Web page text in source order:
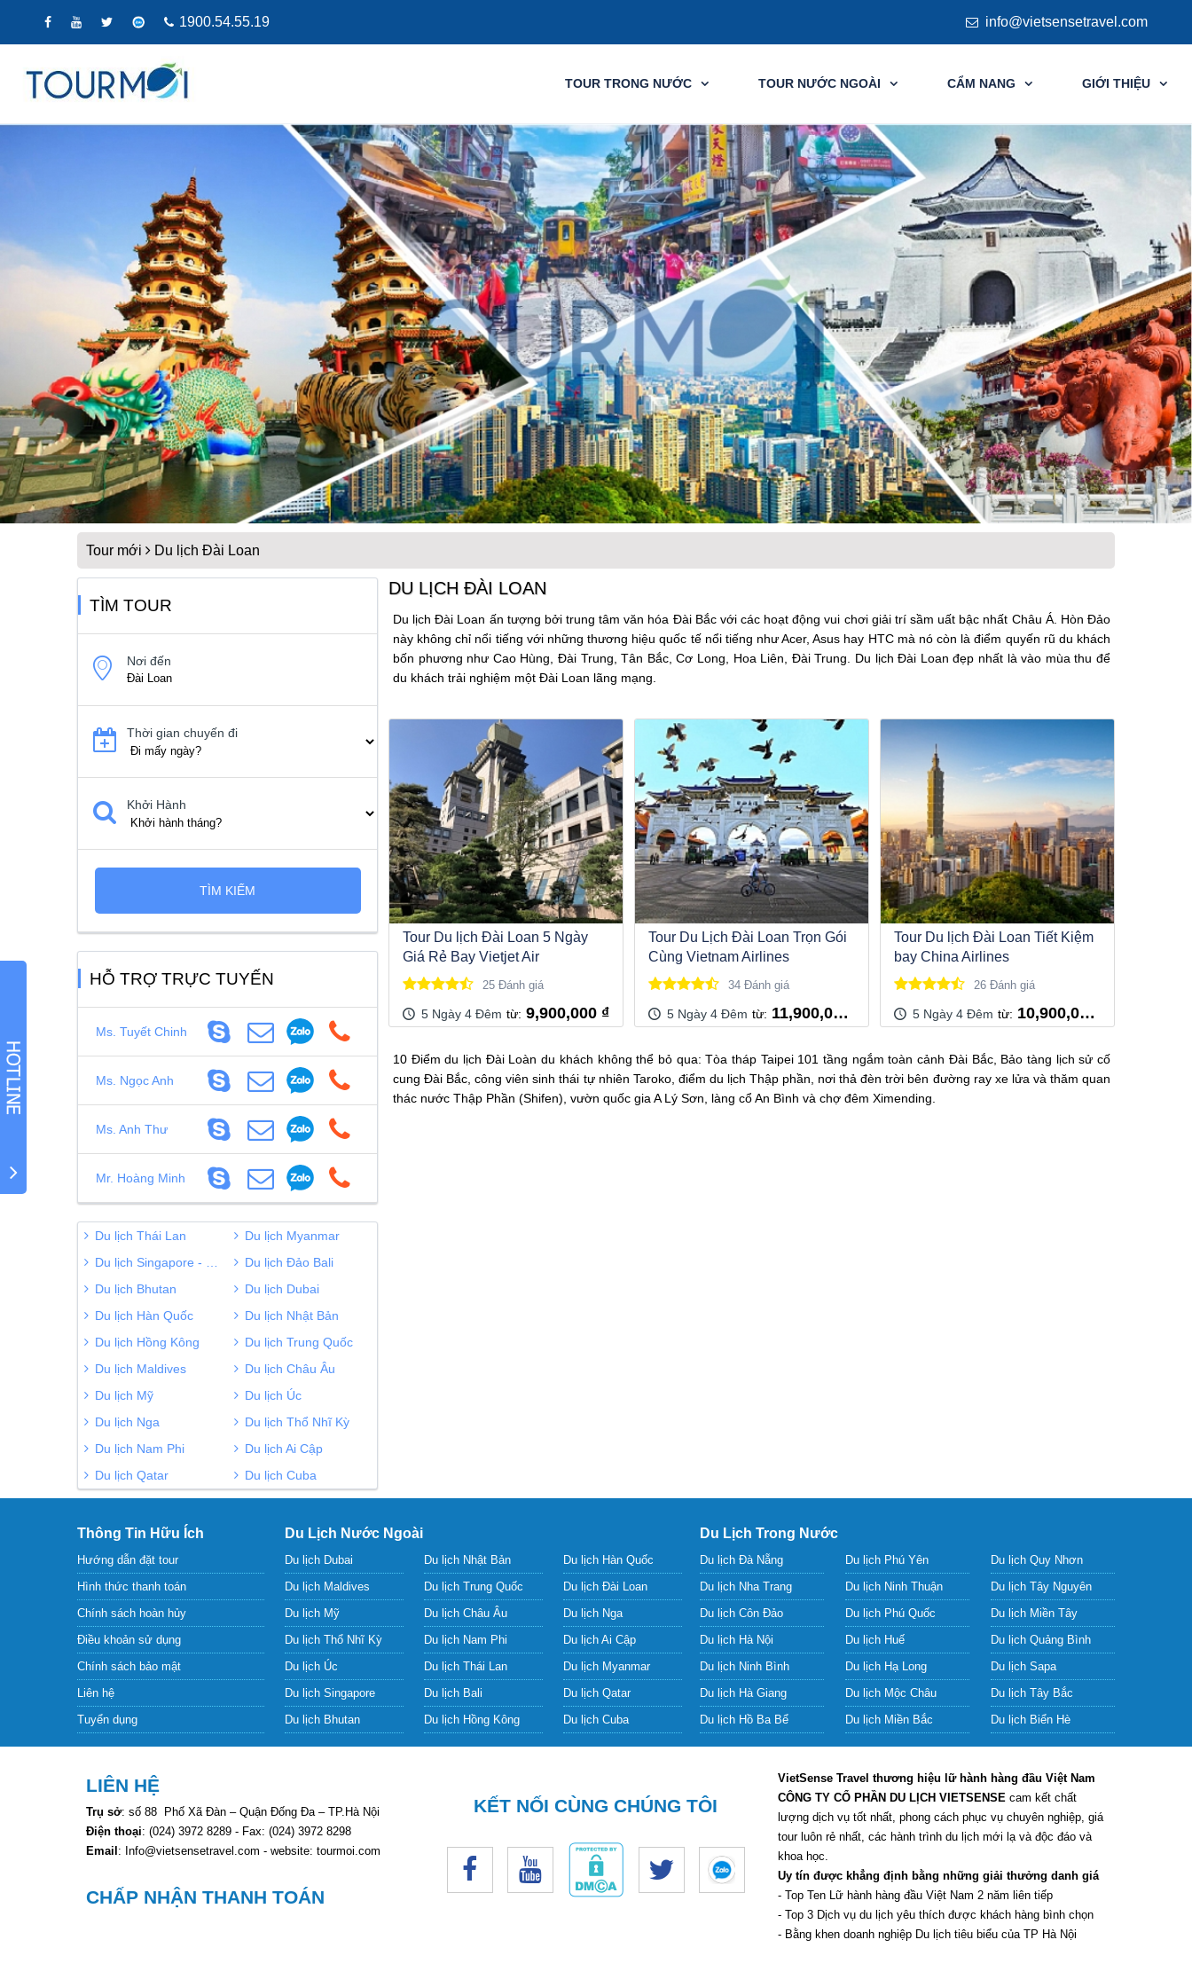
1900.54.55.19
TOUR TRONG NƯỚC TOUR NƯỚC NGOÀI CẨM NANG GIỚI THIỆU
Tour mới Du lịch Đài Loan
DU LỊCH ĐÀI LOAN
Du lịch Đài Loan ấn tượng bởi trung tâm văn hóa Đài Bắc với các hoạt động vui chơi giải trí sầm uất bậc nhất Châu Á. Hòn Đảo
này không chỉ nổi tiếng với những thương hiệu quốc tế nổi tiếng như Acer, Asus hay HTC mà nó còn là điểm quyến rũ du khách
bốn phương như Cao Hùng, Đài Trung, Tân Bắc, Cơ Long, Hoa Liên, Đài Trung. Du lịch Đài Loan đẹp nhất là vào mùa thu để
du khách trải nghiệm một Đài Loan lãng mạng.
Tour Du lịch Đài Loan 5 Ngày
Giá Rẻ Bay Vietjet Air
25 Đánh giá
5 Ngày 4 Đêm 9,900,000 ₫
Tour Du Lịch Đài Loan Trọn Gói
Cùng Vietnam Airlines
34 Đánh giá
5 Ngày 4 Đêm 11,900,000 ₫
Tour Du lịch Đài Loan Tiết Kiệm
bay China Airlines
26 Đánh giá
5 Ngày 4 Đêm 10,900,000 ₫
10 Điểm du lịch Đài Loàn du khách không thể bỏ qua: Tòa tháp Taipei 101 tầng ngắm toàn cảnh Đài Bắc, Bảo tàng lịch sử cố
cung Đài Bắc, công viên sinh thái tự nhiên Taroko, điểm du lịch Thập phần, nơi thả đèn trời bên đường ray xe lửa và thăm quan
thác nước Thập Phần (Shifen), vườn quốc gia A Lý Sơn, làng cổ An Bình và chợ đêm Ximending.
TÌM TOUR
TÌM KIẾM
HỖ TRỢ TRỰC TUYẾN
Ms. Tuyết Chinh
Ms. Ngọc Anh
Ms. Anh Thư
Mr. Hoàng Minh
Du lịch Thái Lan
Du lịch Myanmar
Du lịch Singapore - Malaysia
Du lịch Đảo Bali
Du lịch Bhutan
Du lịch Dubai
Du lịch Hàn Quốc
Du lịch Nhật Bản
Du lịch Hồng Kông
Du lịch Trung Quốc
Du lịch Maldives
Du lịch Châu Âu
Du lịch Mỹ
Du lịch Úc
Du lịch Nga
Du lịch Thổ Nhĩ Kỳ
Du lịch Nam Phi
Du lịch Ai Cập
Du lịch Qatar
Du lịch Cuba
Thông Tin Hữu Ích
Hướng dẫn đặt tour
Hình thức thanh toán
Chính sách hoàn hủy
Điều khoản sử dụng
Chính sách bảo mật
Liên hệ
Tuyển dụng
Du Lịch Nước Ngoài
Du lịch Dubai Du lịch Nhật Bản
Du lịch Hàn Quốc
Du lịch Maldives
Du lịch Trung Quốc
Du lịch Đài Loan
Du lịch Mỹ
Du lịch Châu Âu
Du lịch Nga
Du lịch Thổ Nhĩ Kỳ
Du lịch Nam Phi
Du lịch Ai Cập
Du lịch Úc
Du lịch Thái Lan
Du lịch Myanmar
Du lịch Singapore
Du lịch Bali
Du lịch Qatar
Du lịch Bhutan
Du lịch Hồng Kông Du lịch Cuba
Du Lịch Trong Nước
Du lịch Đà Nẵng Du lịch Phú Yên
Du lịch Quy Nhơn
Du lịch Nha Trang
Du lịch Ninh Thuận
Du lịch Tây Nguyên
Du lịch Côn Đảo
Du lịch Phú Quốc
Du lịch Miền Tây
Du lịch Hà Nội
Du lịch Huế
Du lịch Quảng Bình
Du lịch Ninh Bình
Du lịch Hạ Long
Du lịch Sapa
Du lịch Hà Giang
Du lịch Mộc Châu
Du lịch Tây Bắc
Du lịch Hồ Ba Bể
Du lịch Miền Bắc Du lịch Biển Hè
LIÊN HỆ
Trụ sở: số 88 Phố Xã Đàn – Quận Đống Đa – TP.Hà Nội
Điện thoại: (024) 3972 8289 - Fax: (024) 3972 8298
Email : Info@vietsensetravel.com - website: tourmoi.com
CHẤP NHẬN THANH TOÁN
KẾT NỐI CÙNG CHÚNG TÔI
VietSense Travel thương hiệu lữ hành hàng đầu Việt Nam
CÔNG TY CỔ PHẦN DU LỊCH VIETSENSE cam kết chất
lượng dịch vụ tốt nhất, phong cách phục vụ chuyên nghiệp, giá
tour luôn rẻ nhất, các hành trình du lịch mới lạ và độc đáo và
khoa học.
Uy tín được khẳng định bằng những giải thưởng danh giá
- Top Ten Lữ hành hàng đầu Việt Nam 2 năm liên tiếp
- Top 3 Dịch vụ du lịch yêu thích được khách hàng bình chọn
- Bằng khen doanh nghiệp Du lịch tiêu biểu của TP Hà Nội